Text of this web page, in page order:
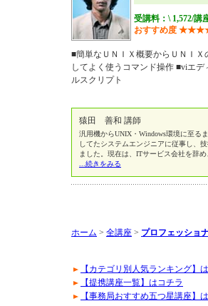
受講料：\ 1,572/講
おすすめ度 ★★★
■簡単なＵＮＩＸ概要からＵＮＩＸ
してよく使うコマンド操作 ■viエ
ルスクリプト
猿田 善和 講師
汎用機からUNIX・Windows環境に至る
してたシステムエンジニアに従事し、
ました。現在は、ITサービス会社を辞
...続きをみる
ホーム > 全講座 > プロフェッショ
【カテゴリ別人気ランキング】
【提携講座一覧】はコチラ
【事務局おすすめ五つ星講座】